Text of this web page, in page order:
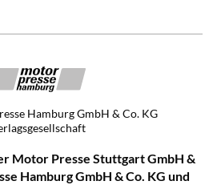
Hamburg GmbH & Co. KG
Motor Presse Stuttgart GmbH &
Hamburg GmbH & Co. KG und